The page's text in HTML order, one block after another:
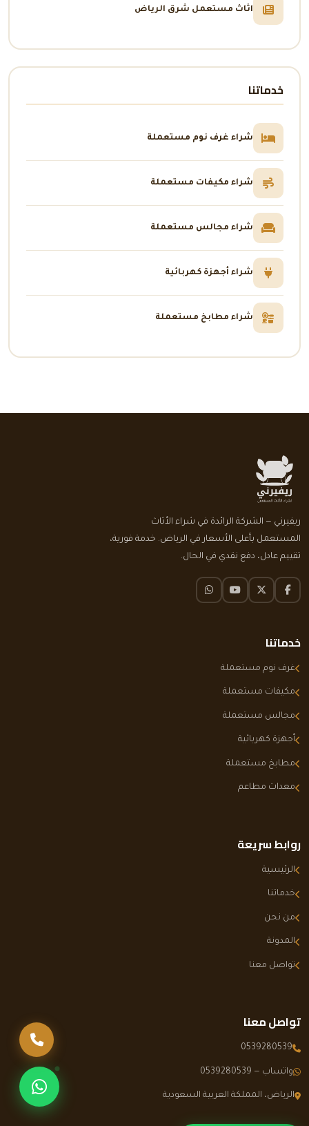
اثاث مستعمل شرق الرياض
خدماتنا
شراء غرف نوم مستعملة
شراء مكيفات مستعملة
شراء مجالس مستعملة
شراء أجهزة كهربائية
شراء مطابخ مستعملة
ريفيرني — الشركة الرائدة في شراء الأثاث
المستعمل بأعلى الأسعار في الرياض. خدمة فورية،
تقييم عادل، دفع نقدي في الحال.
فيسبوكتويتر X يوتيوبواتساب
خدماتنا
غرف نوم مستعملة
مكيفات مستعملة
مجالس مستعملة
أجهزة كهربائية
مطابخ مستعملة
معدات مطاعم
روابط سريعة
الرئيسية
خدماتنا
من نحن
المدونة
تواصل معنا
تواصل معنا
0539280539
واتساب — 0539280539
الرياض، المملكة العربية السعودية
تواصل عبر
اتصل بنا